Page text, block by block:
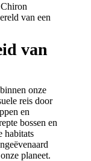
van een
van
onze
reis door
en
bossen en
habitats
planeet.